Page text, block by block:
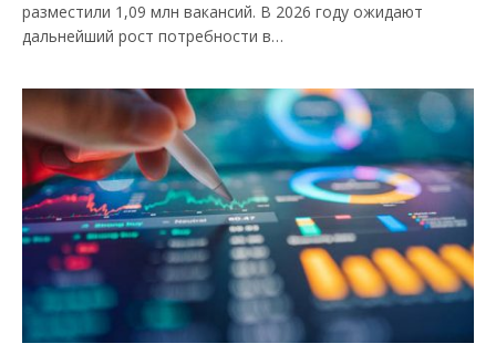
разместили 1,09 млн вакансий. В 2026 году ожидают
дальнейший рост потребности в…